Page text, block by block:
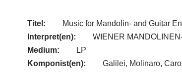
Titel:
Music for Mandolin- and Guitar
Interpret(en):
WIENER
Medium:
LP
Komponist(en):
Galilei, Molinaro,